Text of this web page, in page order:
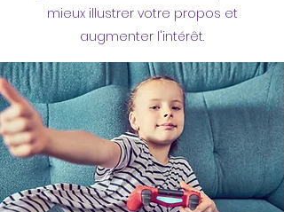
mieux illustrer votre propos et
augmenter l'intérêt.